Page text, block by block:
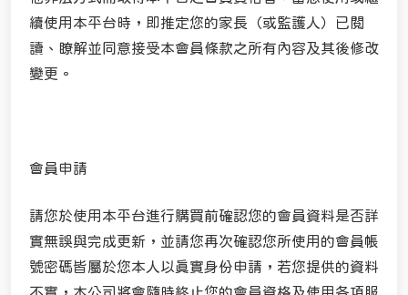
續使用本平台時，即推定您的家長（或監護人）已閱
讀、瞭解並同意接受本會員條款之所有內容及其後修改
變更。
會員申請
請您於使用本平台進行購買前確認您的會員資料是否詳
實無誤與完成更新，並請您再次確認您所使用的會員帳
號密碼皆屬於您本人以真實身份申請，若您提供的資料